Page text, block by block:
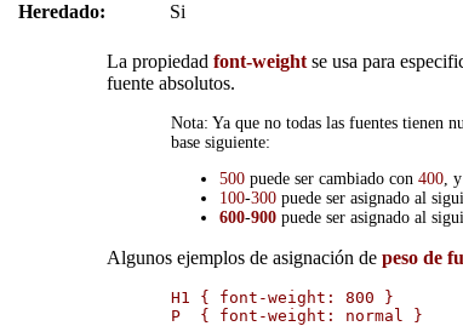
Heredado:
Si
La propiedad font-weightse usa para
fuente absolutos.
Nota: Ya que no todas las fuentes tienen
base siguiente:
500puede ser cambiado con 400, y
100-300puede ser asignado al
600-900puede ser asignado al
Algunos ejemplos de asignación de peso de
H1 { font-weight: 800 }
P  { font-weight: normal }